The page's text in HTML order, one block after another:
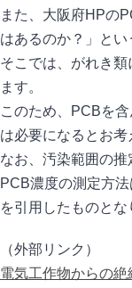
また、大阪府HPの
はあるのか？」とい
そこでは、がれき
ます。
このため、PCBを
は必要になるとお考
なお、汚染範囲の
PCB濃度の測定方
を引用したものとな
（外部リンク）
電気工作物からの